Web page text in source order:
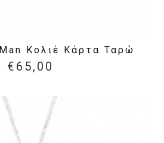
Κολιέ Κάρτα Ταρώ
€65,00